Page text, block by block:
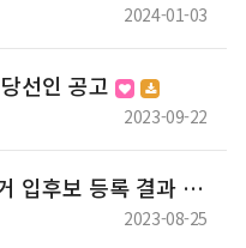
2024-01-03
선인 공고
2023-09-22
제8기 화섬식품노조 임원선거 입후보 등록 결과
2023-08-25